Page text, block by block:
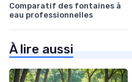
Comparatif des fontaines à
eau professionnelles
À lire aussi